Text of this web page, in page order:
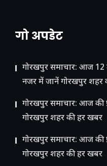
गो अपडेट
गोरखपुर समाचार: आज 12
नजर में जानें गोरखपुर शहर
गोरखपुर समाचार: आज की
गोरखपुर शहर की हर खबर
गोरखपुर समाचार: आज की
गोरखपुर शहर की हर खबर